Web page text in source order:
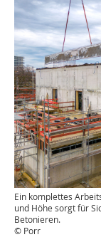
Ein komplettes
und Höhe sorgt für
Betonieren.
© Porr